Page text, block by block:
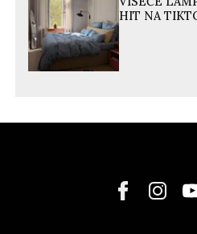
HIT NA